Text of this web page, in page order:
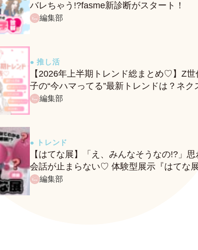
バレちゃう!?fasme新診断がスタート！
編集部
● 推し活
【2026年上半期トレンド総まとめ♡】Z世
子の“今ハマってる”最新トレンドは？ネク
バズ予報もチェック♪
編集部
● トレンド
【はてな展】「え、みんなそうなの!?」思
会話が止まらない♡ 体験型展示『はてな展
に行ってきたレポ
編集部